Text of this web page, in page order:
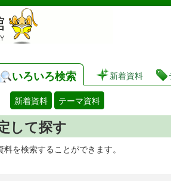
いろいろ検索 新着資料
新着資料 テーマ資料
して探す
を検索することができます。